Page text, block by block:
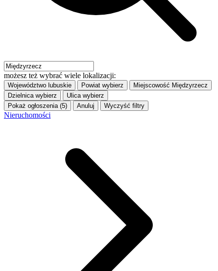
możesz też wybrać wiele lokalizacji:
Województwo lubuskie Powiat wybierz Miejscowość Międzyrzecz
Dzielnica wybierz Ulica wybierz
Pokaż ogłoszenia (5)
Anuluj Wyczyść filtry
Nieruchomości